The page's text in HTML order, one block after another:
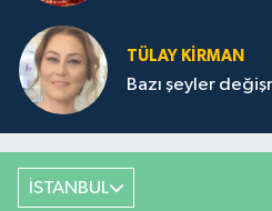
TÜLAY KİRMAN
Bazı şeyler
İSTANBUL